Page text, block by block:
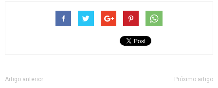
Artigo anterior Próximo artigo